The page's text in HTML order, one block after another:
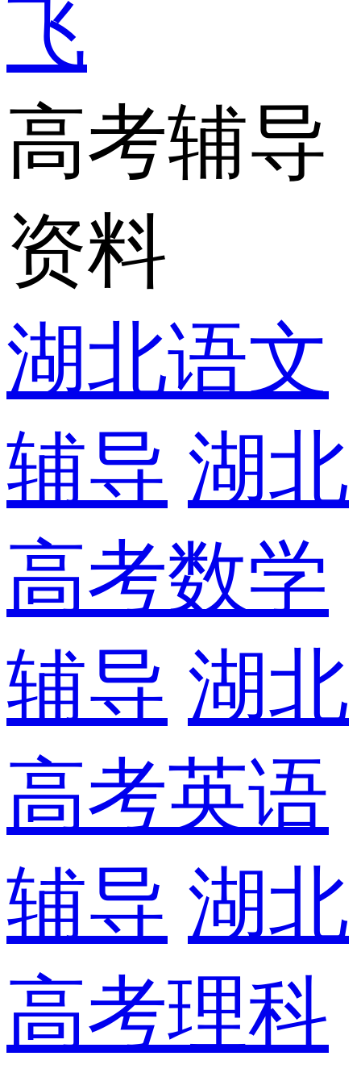
飞
高考辅导
资料
湖北语文
辅导 湖北
高考数学
辅导 湖北
高考英语
辅导 湖北
高考理科